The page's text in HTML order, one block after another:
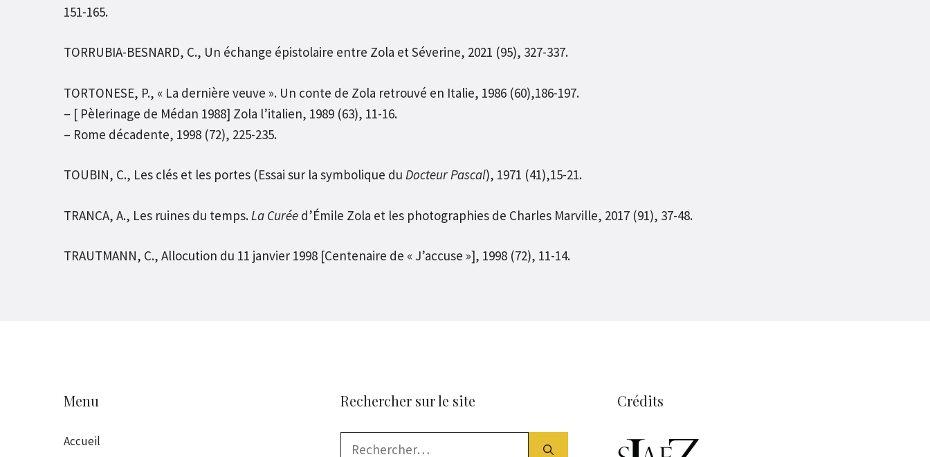
151-165.
TORRUBIA-BESNARD, C., Un échange épistolaire entre Zola et Séverine, 2021 (95), 327-337.
TORTONESE, P., « La dernière veuve ». Un conte de Zola retrouvé en Italie, 1986 (60),186-197.
– [ Pèlerinage de Médan 1988] Zola l’italien, 1989 (63), 11-16.
– Rome décadente, 1998 (72), 225-235.
TOUBIN, C., Les clés et les portes (Essai sur la symbolique du Docteur Pascal), 1971 (41),15-21.
TRANCA, A., Les ruines du temps. La Curée d’Émile Zola et les photographies de Charles Marville, 2017 (91), 37-48.
TRAUTMANN, C., Allocution du 11 janvier 1998 [Centenaire de « J’accuse »], 1998 (72), 11-14.
Menu
Accueil
Rechercher sur le site Crédits